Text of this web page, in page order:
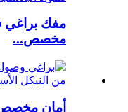
مفك
مخصص...
أمان مخصص